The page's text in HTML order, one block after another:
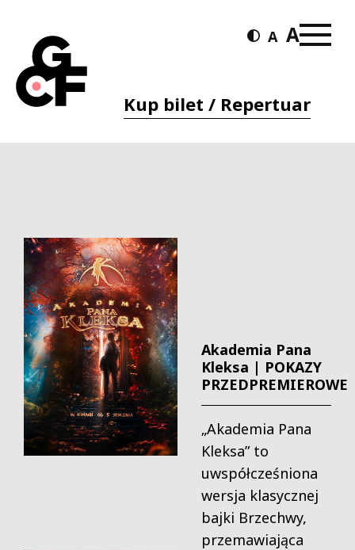
Kup bilet / Repertuar
Akademia Pana
Kleksa | POKAZY
PRZEDPREMIEROWE
„Akademia Pana
Kleksa” to
uwspółcześniona
wersja klasycznej
bajki Brzechwy,
przemawiająca